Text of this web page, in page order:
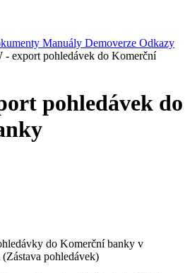
Manuály Demoverze Odkazy
export pohledávek do Komerční
pohledávek do
do Komerční banky v
pohledávek)